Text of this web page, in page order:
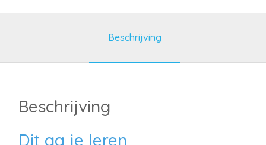
Beschrijving
Beschrijving
Dit ga je leren